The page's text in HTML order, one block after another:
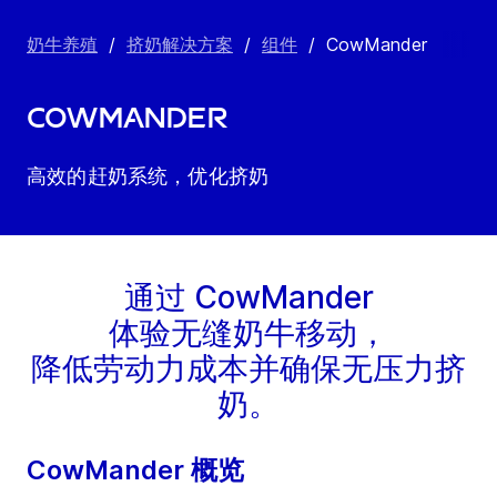
奶牛养殖 / 挤奶解决方案 / 组件 / CowMander
CowMander
高效的赶奶系统，优化挤奶
通过 CowMander
体验无缝奶牛移动，
降低劳动力成本并确保无压力挤
奶。
CowMander 概览